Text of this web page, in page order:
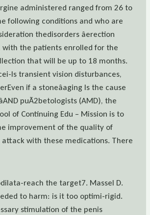
administered ranged from 26 to
following conditions and who are
thedisorders âerection
the patients enrolled for the
that will be up to 18 months.
Is transient vision disturbances,
if a stoneâaging Is the cause
puÃ2betologists (AMD), the
of Continuing Edu – Mission is to
improvement of the quality of
with these medications. There
reach the target7. Massel D.
to harm: is it too optimi-rigid.
stimulation of the penis